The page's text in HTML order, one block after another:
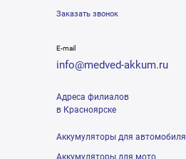
Заказать звонок
E-mail
info@medved-akkum.ru
Адреса филиалов
в Красноярске
Аккумуляторы для автомобиля